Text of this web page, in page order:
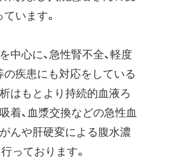
います。
中心に、急性腎不全、軽度
の疾患にも対応をしている
はもとより持続的血液ろ
着、血漿交換などの急性血
んや肝硬変による腹水濃
行っております。